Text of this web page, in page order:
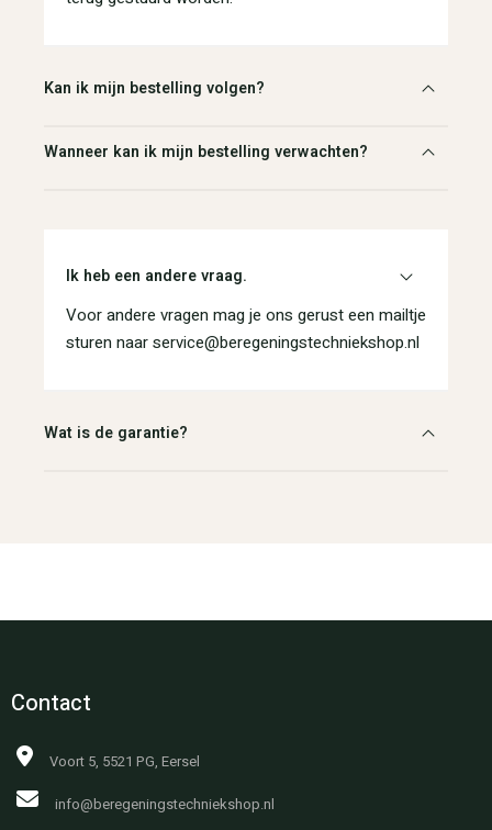
Kan ik mijn bestelling volgen?
Wanneer kan ik mijn bestelling verwachten?
Ik heb een andere vraag.
Voor andere vragen mag je ons gerust een mailtje
sturen naar service@beregeningstechniekshop.nl
Wat is de garantie?
Contact
Voort 5, 5521 PG, Eersel
info@beregeningstechniekshop.nl